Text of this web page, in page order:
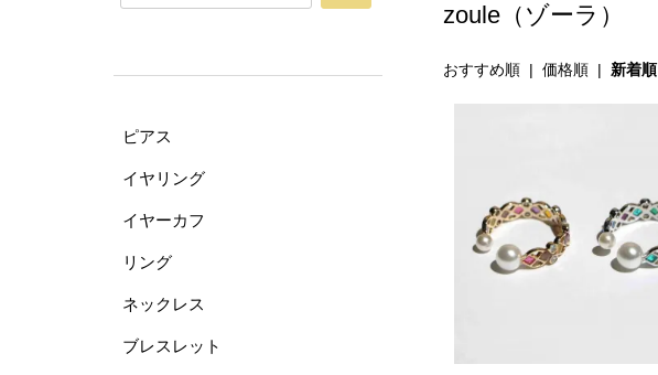
zoule（ゾーラ）
おすすめ順| 価格順| 新着順
ピアス
イヤリング
イヤーカフ
リング
ネックレス
ブレスレット